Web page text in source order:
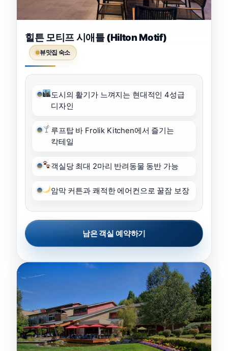
힐튼 모티프 시애틀 (Hilton Motif)
뷰맛집 숙소
도시의 활기가 느껴지는 현대적인 4성급
디자인
루프탑 바 Frolik Kitchen에서 즐기는
칵테일
객실당 최대 2마리 반려동물 동반 가능
암막 커튼과 쾌적한 에어컨으로 꿀잠 보장
남은 객실 예약하기